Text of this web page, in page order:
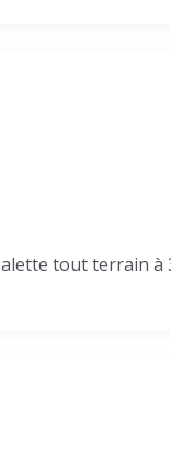
tout terrain